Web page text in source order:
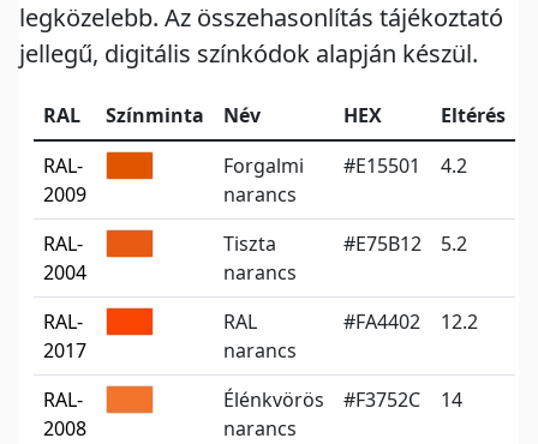
legközelebb. Az összehasonlítás tájékoztató
jellegű, digitális színkódok alapján készül.
RAL Színminta Név HEX
Eltérés
RAL-
2009
Forgalmi
narancs
#E15501 4.2
RAL-
2004
Tiszta
narancs
#E75B12 5.2
RAL-
2017
RAL
narancs
#FA4402 12.2
RAL-
2008
Élénkvörös
narancs
#F3752C 14